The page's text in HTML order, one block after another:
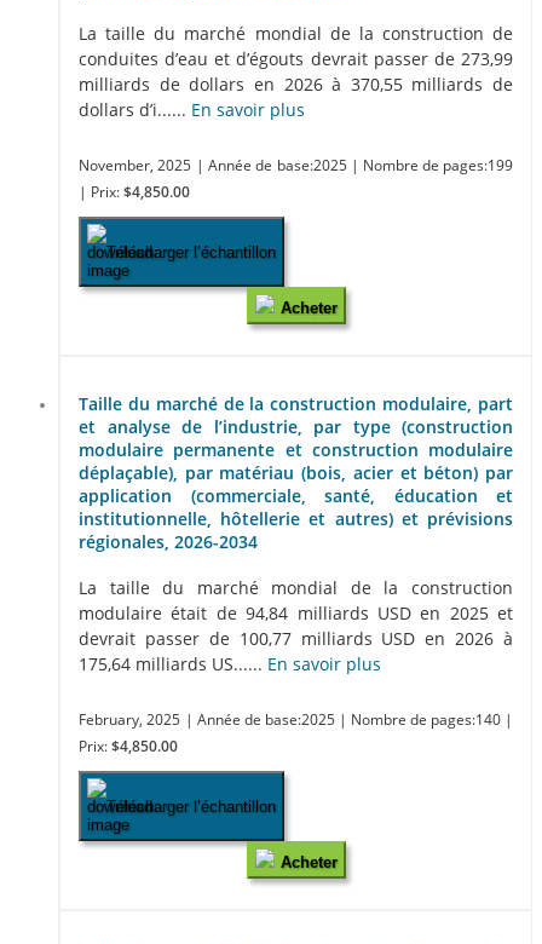
La taille du marché mondial de la construction de
conduites d’eau et d’égouts devrait passer de 273,99
milliards de dollars en 2026 à 370,55 milliards de
dollars d’i...... En savoir plus
November, 2025 | Année de base:2025 | Nombre de pages:199
| Prix: $4,850.00
Télécharger l’échantillon
Acheter
Taille du marché de la construction modulaire, part
et analyse de l’industrie, par type (construction
modulaire permanente et construction modulaire
déplaçable), par matériau (bois, acier et béton) par
application (commerciale, santé, éducation et
institutionnelle, hôtellerie et autres) et prévisions
régionales, 2026-2034
La taille du marché mondial de la construction
modulaire était de 94,84 milliards USD en 2025 et
devrait passer de 100,77 milliards USD en 2026 à
175,64 milliards US...... En savoir plus
February, 2025 | Année de base:2025 | Nombre de pages:140 |
Prix: $4,850.00
Télécharger l’échantillon
Acheter